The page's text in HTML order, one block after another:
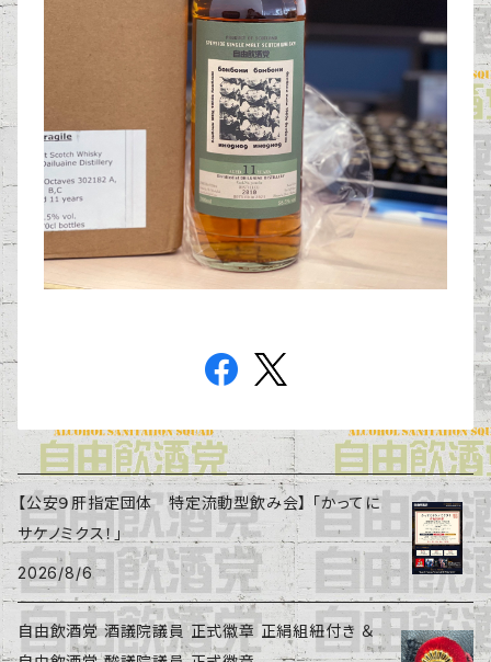
【公安９肝指定団体 特定流動型飲み会】 「かってに
サケノミクス！」
2026/8/6
自由飲酒党 酒議院議員 正式徽章 正絹組紐付き ＆